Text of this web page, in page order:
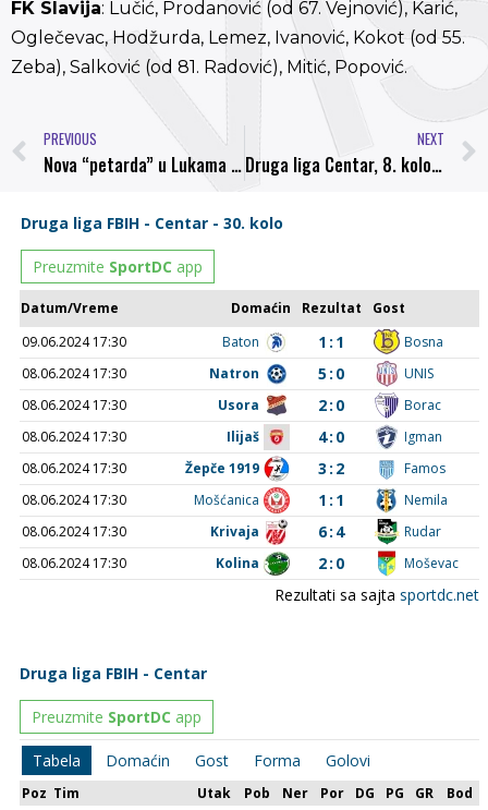
FK Slavija: Lučić, Prodanović (od 67. Vejnović), Karić,
Oglečevac, Hodžurda, Lemez, Ivanović, Kokot (od 55.
Zeba), Salković (od 81. Radović), Mitić, Popović.
PREVIOUS
Nova “petarda” u Lukama Bosna – Pobjeda 5:1 (2:0)
NEXT
Druga liga Centar, 8. kolo: Uvjerljive pobjede Bosne i TOŠK-a